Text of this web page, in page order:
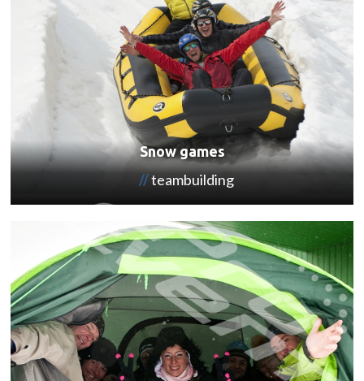
Snow games
teambuilding